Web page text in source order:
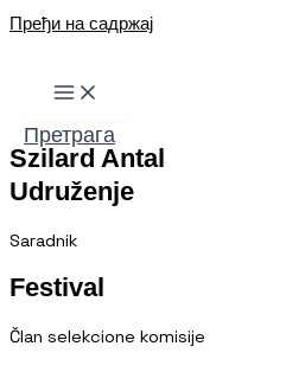
Пређи на садржај
Претрага
Szilard Antal
Udruženje
Saradnik
Festival
Član selekcione komisije